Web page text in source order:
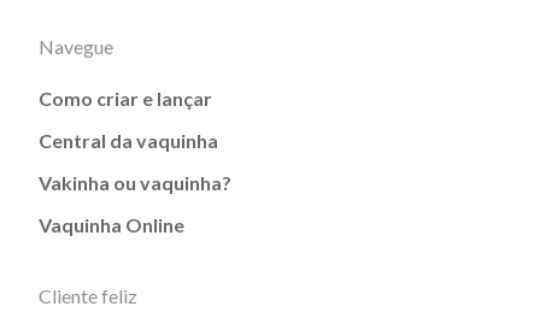
Navegue
Como criar e lançar
Central da vaquinha
Vakinha ou vaquinha?
Vaquinha Online
Cliente feliz